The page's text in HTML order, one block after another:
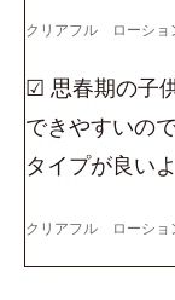
クリアフル ローショ
☑ 思春期の子
できやすいの
タイプが良い
クリアフル ローショ